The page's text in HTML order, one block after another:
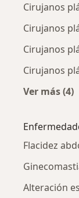
Cirujanos
Cirujanos
Cirujanos
Cirujanos
Ver más (4)
Flacidez
Alteración